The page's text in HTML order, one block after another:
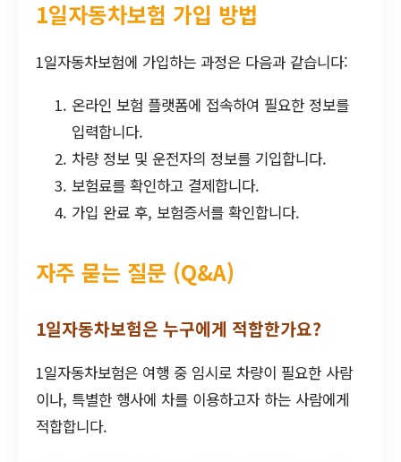
1일자동차보험 가입 방법
1일자동차보험에 가입하는 과정은 다음과 같습니다:
온라인 보험 플랫폼에 접속하여 필요한 정보를
입력합니다.
차량 정보 및 운전자의 정보를 기입합니다.
보험료를 확인하고 결제합니다.
가입 완료 후, 보험증서를 확인합니다.
자주 묻는 질문 (Q&A)
1일자동차보험은 누구에게 적합한가요?
1일자동차보험은 여행 중 임시로 차량이 필요한 사람
이나, 특별한 행사에 차를 이용하고자 하는 사람에게
적합합니다.